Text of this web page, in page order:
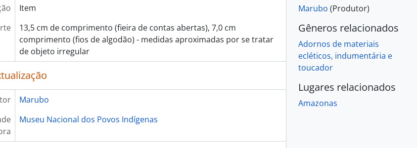
Item
13,5 cm de comprimento (fieira de contas abertas), 7,0 cm
comprimento (fios de algodão) - medidas aproximadas por se tratar
de objeto irregular
Marubo
Museu Nacional dos Povos Indígenas
Marubo (Produtor)
Gêneros relacionados
Adornos de materiais
ecléticos, indumentária e
toucador
Lugares relacionados
Amazonas